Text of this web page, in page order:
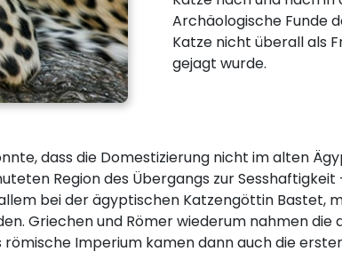
Archäologische Funde
Katze nicht überall als
gejagt wurde.
dass die Domestizierung nicht im alten
Region des Übergangs zur
bei der ägyptischen Katzengöttin Bastet,
Griechen und Römer wiederum nahmen
Imperium kamen dann auch die